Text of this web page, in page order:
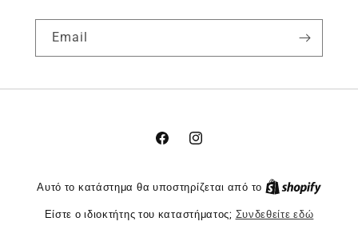
Email
FacebookInstagram
Αυτό το κατάστημα θα υποστηρίζεται από το
Είστε ο ιδιοκτήτης του καταστήματος; Συνδεθείτε εδώ